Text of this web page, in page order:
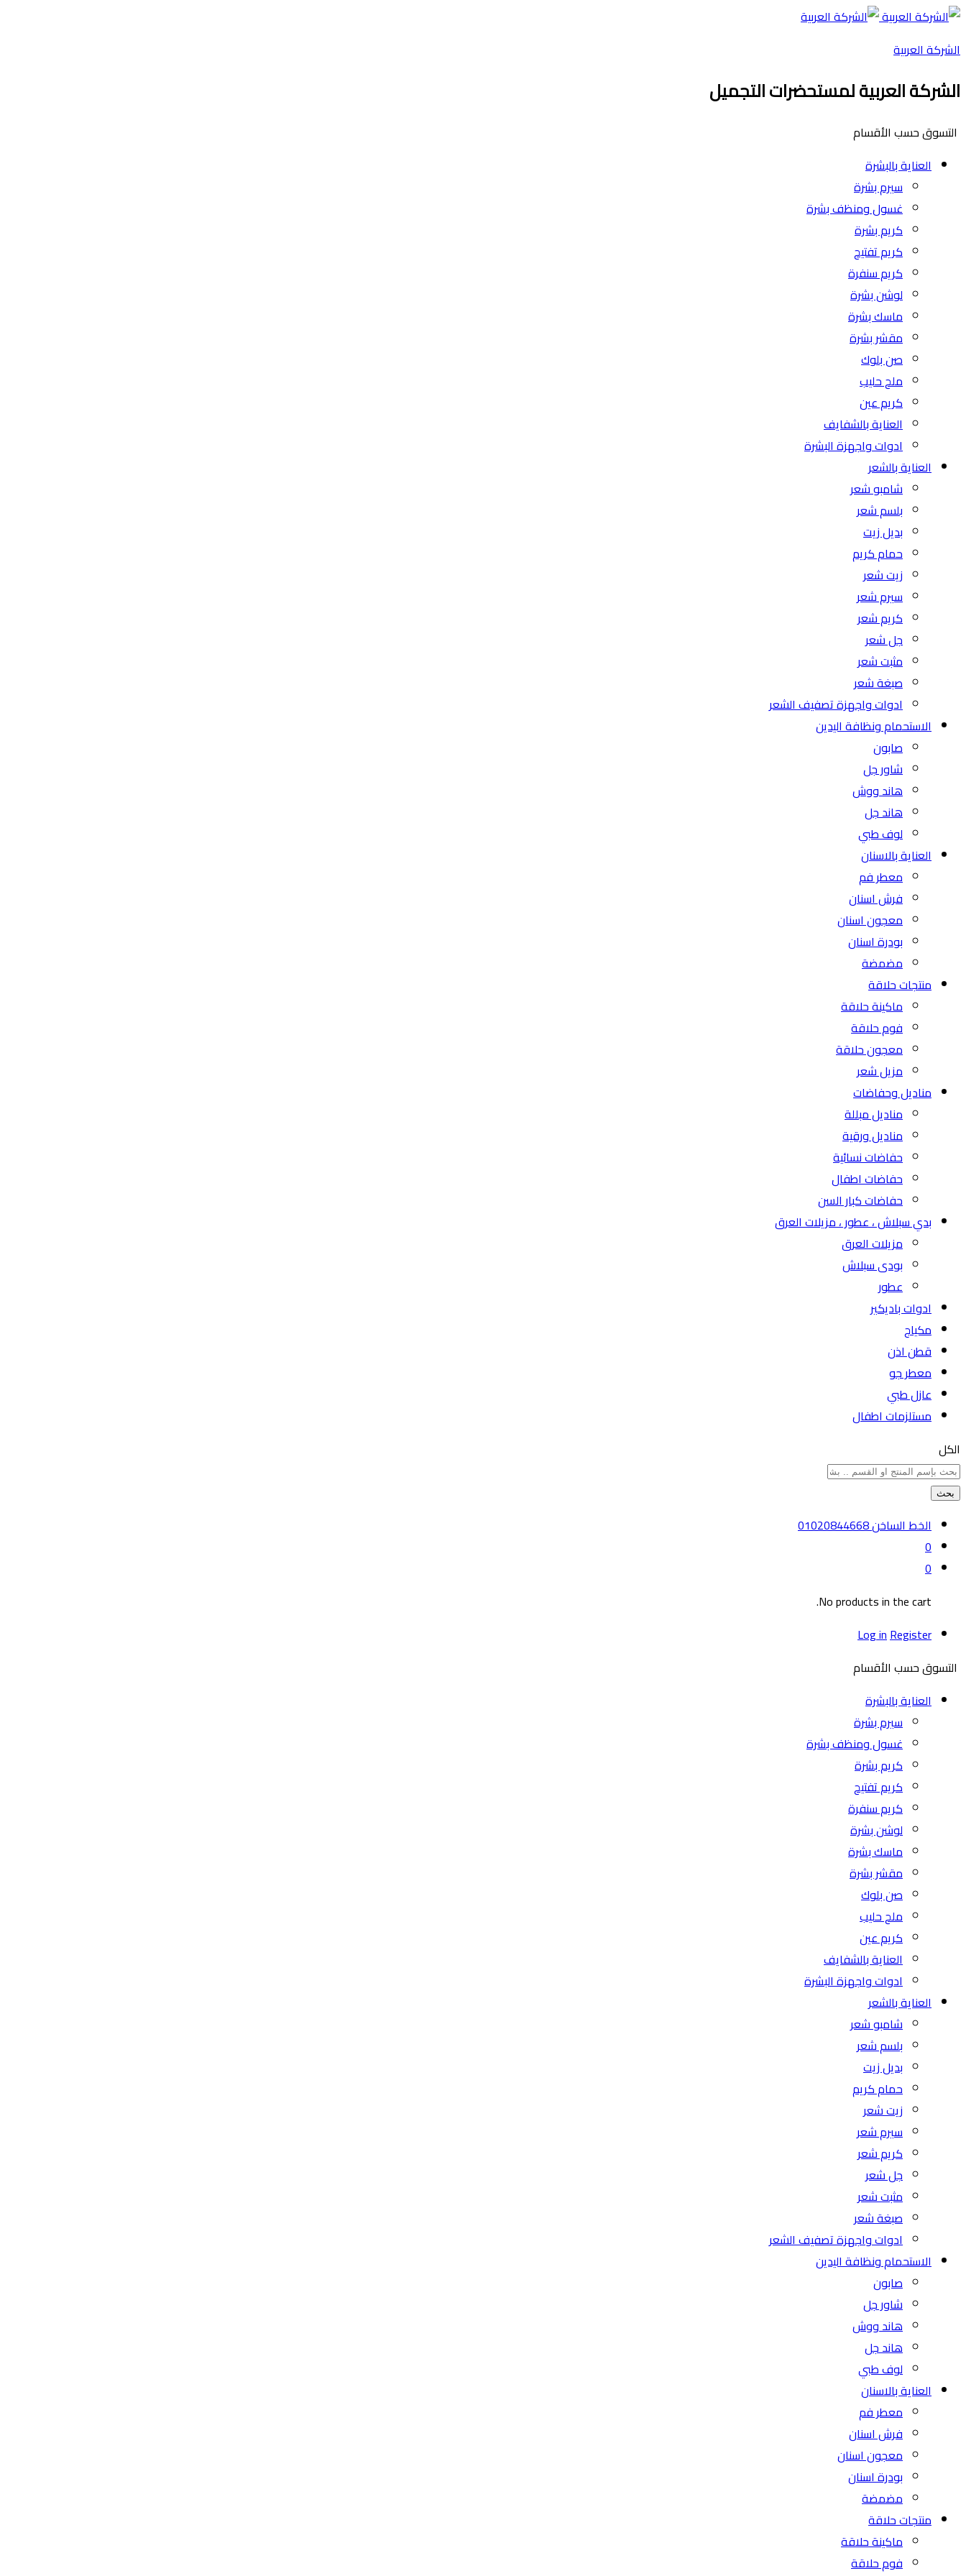
الشركة العربية
الشركة العربية لمستحضرات التجميل
التسوق حسب الأقسام
العناية بالبشرة
سيرم بشرة
غسول ومنظف بشرة
كريم بشرة
كريم تفتيح
كريم سنفرة
لوشن بشرة
ماسك بشرة
مقشر بشرة
صن بلوك
ملح حليب
كريم عين
العناية بالشفايف
ادوات واجهزة البشرة
العناية بالشعر
شامبو شعر
بلسم شعر
بديل زيت
حمام كريم
زيت شعر
سيرم شعر
كريم شعر
جل شعر
مثبت شعر
صبغة شعر
ادوات واجهزة تصفيف الشعر
الاستحمام ونظافة اليدين
صابون
شاور جل
هاند ووش
هاند جل
لوف طبي
العناية بالاسنان
معطر فم
فرش اسنان
معجون اسنان
بودرة اسنان
مضمضة
منتجات حلاقة
ماكينة حلاقة
فوم حلاقة
معجون حلاقة
مزيل شعر
مناديل وحفاضات
مناديل مبللة
مناديل ورقية
حفاضات نسائية
حفاضات اطفال
حفاضات كبار السن
بدي سبلاش ، عطور ، مزيلات العرق
مزيلات العرق
بودى سبلاش
عطور
ادوات باديكير
مكياج
قطن اذن
معطر جو
عازل طبي
مستلزمات اطفال
الكل
بحث
الخط الساخن01020844668
0
0
No products in the cart.
Log inRegister
التسوق حسب الأقسام
العناية بالبشرة
سيرم بشرة
غسول ومنظف بشرة
كريم بشرة
كريم تفتيح
كريم سنفرة
لوشن بشرة
ماسك بشرة
مقشر بشرة
صن بلوك
ملح حليب
كريم عين
العناية بالشفايف
ادوات واجهزة البشرة
العناية بالشعر
شامبو شعر
بلسم شعر
بديل زيت
حمام كريم
زيت شعر
سيرم شعر
كريم شعر
جل شعر
مثبت شعر
صبغة شعر
ادوات واجهزة تصفيف الشعر
الاستحمام ونظافة اليدين
صابون
شاور جل
هاند ووش
هاند جل
لوف طبي
العناية بالاسنان
معطر فم
فرش اسنان
معجون اسنان
بودرة اسنان
مضمضة
منتجات حلاقة
ماكينة حلاقة
فوم حلاقة